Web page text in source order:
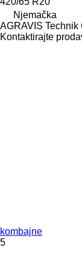
Njemačka
AGRAVIS Technik
Kontaktirajte
kombajne
5